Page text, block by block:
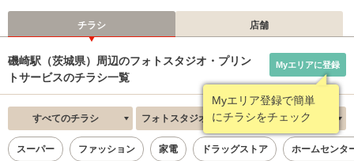
チラシ 店舗
磯崎駅（茨城県）周辺のフォトスタジオ・プリン
トサービスのチラシ一覧
Myエリア登録で簡単
にチラシをチェック
Myエリアに登録
すべてのチラシ フォトスタジオ・プリントサービス 新着順
スーパー ファッション 家電 ドラッグストア ホームセンタ